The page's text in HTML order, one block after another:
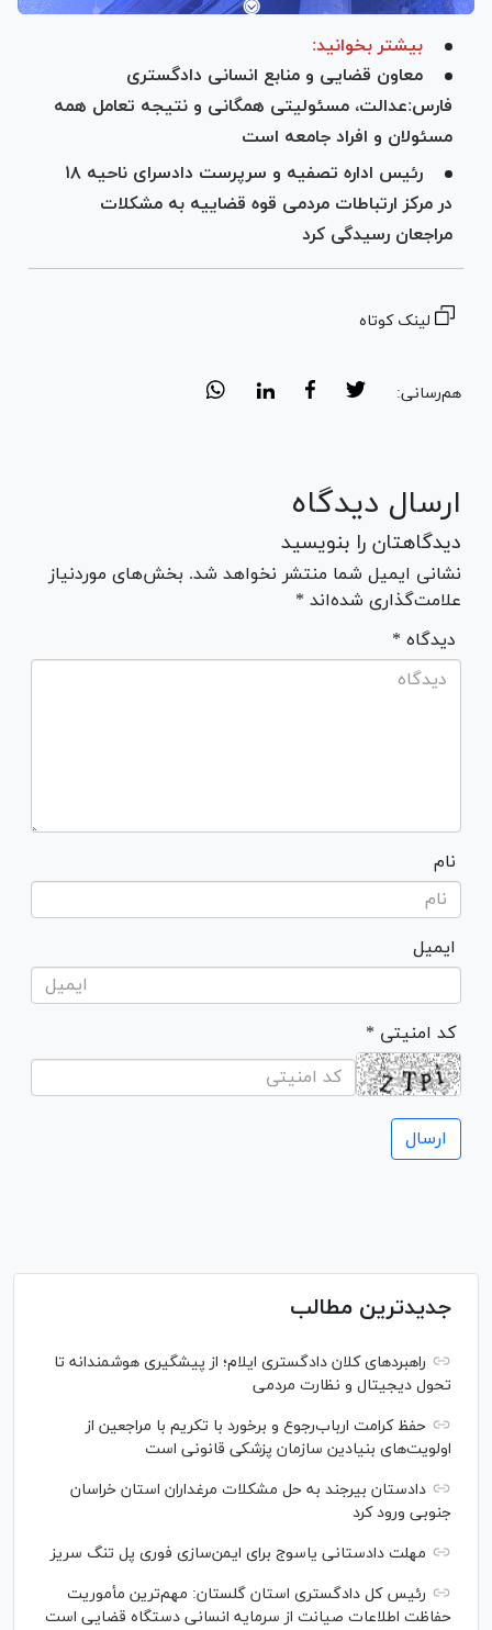
بیشتر بخوانید:
معاون قضایی و منابع انسانی دادگستری
فارس:عدالت، مسئولیتی همگانی و نتیجه تعامل همه
مسئولان و افراد جامعه است
رئیس اداره تصفیه و سرپرست دادسرای ناحیه ۱۸
در مرکز ارتباطات مردمی قوه قضاییه به مشکلات
مراجعان رسیدگی کرد
لینک کوتاه
هم‌رسانی:
ارسال دیدگاه
دیدگاهتان را بنویسید
نشانی ایمیل شما منتشر نخواهد شد. بخش‌های موردنیاز
علامت‌گذاری شده‌اند *
* دیدگاه
نام
ایمیل
* کد امنیتی
جدیدترین مطالب
راهبرد‌های کلان دادگستری ایلام؛ از پیشگیری هوشمندانه تا
تحول دیجیتال و نظارت مردمی
حفظ کرامت ارباب‌رجوع و برخورد با تکریم با مراجعین از
اولویت‌های بنیادین سازمان پزشکی قانونی است
دادستان بیرجند به حل مشکلات مرغداران استان خراسان
جنوبی ورود کرد
مهلت دادستانی یاسوج برای ایمن‌سازی فوری پل تنگ سریز
رئیس کل دادگستری استان گلستان: مهم‌ترین مأموریت
حفاظت اطلاعات صیانت از سرمایه انسانی دستگاه قضایی است